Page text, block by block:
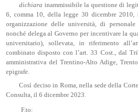
dichiara inammissibile la questione di
6, comma 10, della legge 30 dicembre
organizzazione delle università, di personale
nonché delega al Governo per incentivare la
universitario), sollevata, in riferimento
combinato disposto con l’art. 33 Cost., dal
amministrativa del Trentino-Alto Adige,
epigrafe.
Così deciso in Roma, nella sede della
Consulta, il 6 dicembre 2023.
F.to: